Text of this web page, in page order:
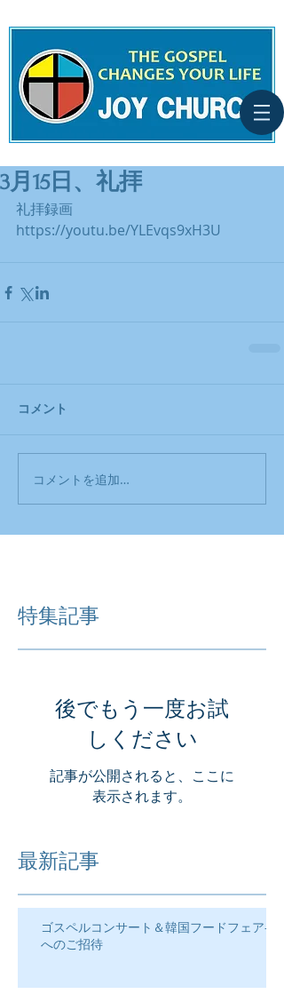
3月15日、礼拝
礼拝録画
https://youtu.be/YLEvqs9xH3U
コメント
コメントを追加…
特集記事
後でもう一度お試
しください
記事が公開されると、ここに
表示されます。
最新記事
ゴスペルコンサート＆韓国フードフェア―
へのご招待